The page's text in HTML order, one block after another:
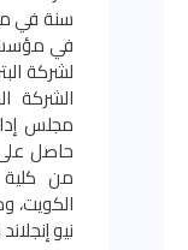
سنة في
في مؤسسة
لشركة
الشركة
مجلس
حاصل
من
الكويت،
نيو